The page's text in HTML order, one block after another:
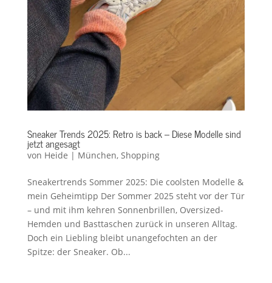
Sneaker Trends 2025: Retro is back – Diese Modelle sind
jetzt angesagt
von Heide | München, Shopping
Sneakertrends Sommer 2025: Die coolsten Modelle &
mein Geheimtipp Der Sommer 2025 steht vor der Tür
– und mit ihm kehren Sonnenbrillen, Oversized-
Hemden und Basttaschen zurück in unseren Alltag.
Doch ein Liebling bleibt unangefochten an der
Spitze: der Sneaker. Ob...